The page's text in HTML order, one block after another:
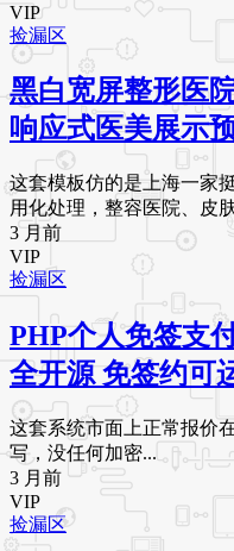
VIP
捡漏区
黑白宽屏整形医
响应式医美展示
这套模板仿的是上海一家
用化处理，整容医院、皮
3 月前
VIP
捡漏区
PHP个人免签支
全开源 免签约可
这套系统市面上正常报价
写，没任何加密...
3 月前
VIP
捡漏区